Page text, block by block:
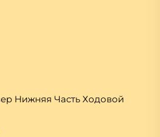
Нижняя Часть Ходовой